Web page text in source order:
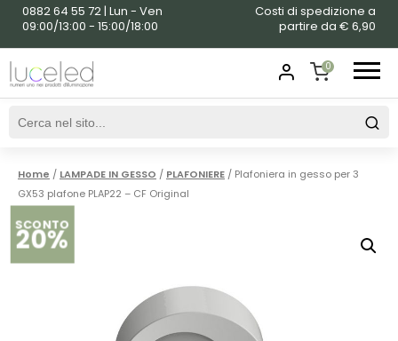
0882 64 55 72 | Lun - Ven
09:00/13:00 - 15:00/18:00
Costi di spedizione a
partire da € 6,90
0
SHOPPING
Home / LAMPADE IN GESSO / PLAFONIERE / Plafoniera in gesso per 3
GX53 plafone PLAP22 – CF Original
SCONTO
20%